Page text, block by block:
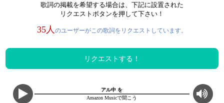
歌詞の掲載を希望する場合は、下記に設置された
リクエストボタンを押して下さい！
35人 のユーザーがこの歌詞をリクエストしています。
リクエストする！
アル中 を
Amazon Musicで聞こう